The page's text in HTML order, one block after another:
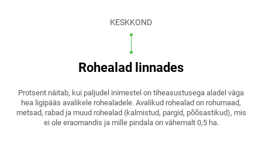
KESKKOND
Rohealad linnades
Protsent näitab, kui paljudel inimestel on tiheasustusega aladel väga
hea ligipääs avalikele rohealadele. Avalikud rohealad on rohumaad,
metsad, rabad ja muud rohealad (kalmistud, pargid, põõsastikud), mis
ei ole eraomandis ja mille pindala on vähemalt 0,5 ha.